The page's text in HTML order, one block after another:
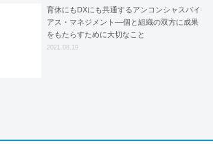
育休にもDXにも共通するアンコンシャスバイ
アス・マネジメント––個と組織の双方に成果
をもたらすために大切なこと
2021.08.19